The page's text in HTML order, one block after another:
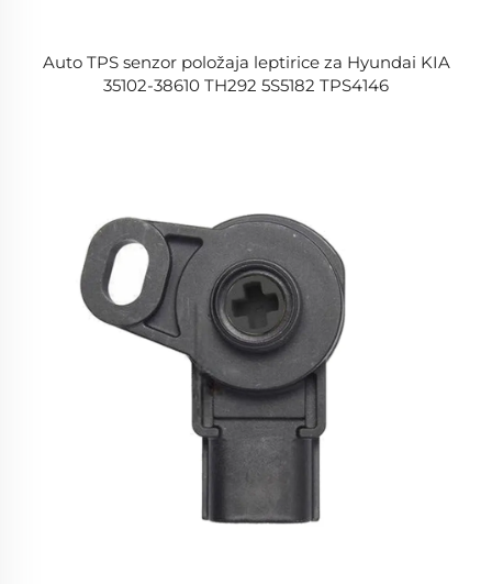
Auto TPS senzor položaja leptirice za Hyundai KIA
35102-38610 TH292 5S5182 TPS4146